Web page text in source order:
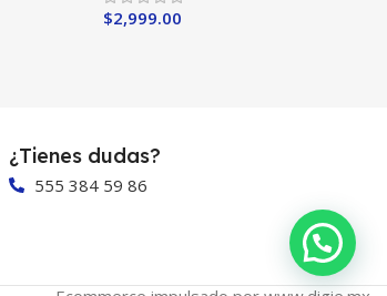
$2,999.00
¿Tienes dudas?
555 384 59 86